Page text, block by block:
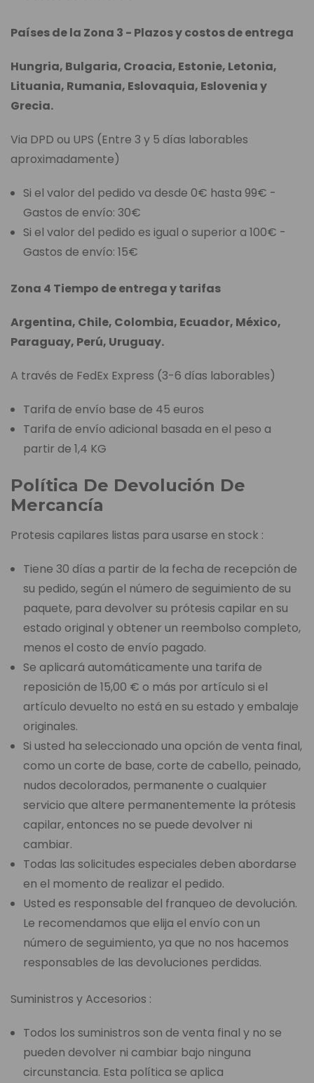
Países de la Zona 3 - Plazos y costos de entrega
Hungria, Bulgaria, Croacia, Estonie, Letonia,
Lituania, Rumania, Eslovaquia, Eslovenia y
Grecia.
Via DPD ou UPS (Entre 3 y 5 días laborables
aproximadamente)
Si el valor del pedido va desde 0€ hasta 99€ -
Gastos de envío: 30€
Si el valor del pedido es igual o superior a 100€ -
Gastos de envío: 15€
Zona 4 Tiempo de entrega y tarifas
Argentina, Chile, Colombia, Ecuador, México,
Paraguay, Perú, Uruguay.
A través de FedEx Express (3-6 días laborables)
Tarifa de envío base de 45 euros
Tarifa de envío adicional basada en el peso a
partir de 1,4 KG
Política De Devolución De
Mercancía
Protesis capilares listas para usarse en stock :
Tiene 30 días a partir de la fecha de recepción de
su pedido, según el número de seguimiento de su
paquete, para devolver su prótesis capilar en su
estado original y obtener un reembolso completo,
menos el costo de envío pagado.
Se aplicará automáticamente una tarifa de
reposición de 15,00 € o más por artículo si el
artículo devuelto no está en su estado y embalaje
originales.
Si usted ha seleccionado una opción de venta final,
como un corte de base, corte de cabello, peinado,
nudos decolorados, permanente o cualquier
servicio que altere permanentemente la prótesis
capilar, entonces no se puede devolver ni
cambiar.
Todas las solicitudes especiales deben abordarse
en el momento de realizar el pedido.
Usted es responsable del franqueo de devolución.
Le recomendamos que elija el envío con un
número de seguimiento, ya que no nos hacemos
responsables de las devoluciones perdidas.
Suministros y Accesorios :
Todos los suministros son de venta final y no se
pueden devolver ni cambiar bajo ninguna
circunstancia. Esta política se aplica